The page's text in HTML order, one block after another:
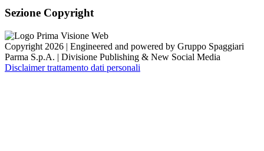
Sezione Copyright
Copyright 2026 | Engineered and powered by Gruppo Spaggiari
Parma S.p.A. | Divisione Publishing & New Social Media
Disclaimer trattamento dati personali